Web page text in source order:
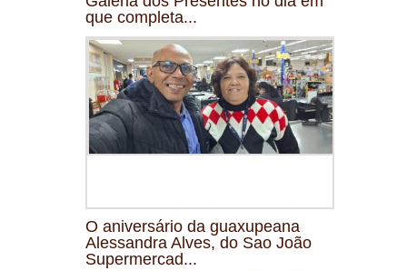
que completa...
O aniversário da guaxupeana
Alessandra Alves, do Sao João
Supermercad...